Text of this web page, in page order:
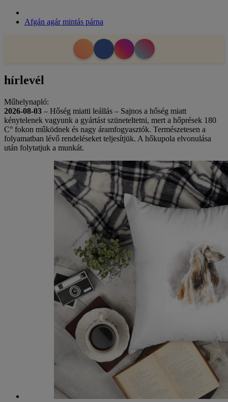
Afgán agár mintás párna
hírlevél
Műhelynapló:
2026-08-03 – Hőség miatti leállás – Sajnos a hőség miatt
kénytelenek vagyunk a gyártást szüneteltetni, mert a hőprések 180
C° fokon működnek és nagy áramfogyasztók. Természetesen a
folyamatban lévő rendeléseket teljesítjük. A hőkupola elvonulása
után folytatjuk a munkát.